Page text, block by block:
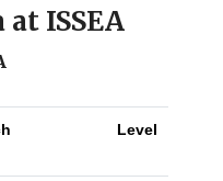
ISSEA
Level